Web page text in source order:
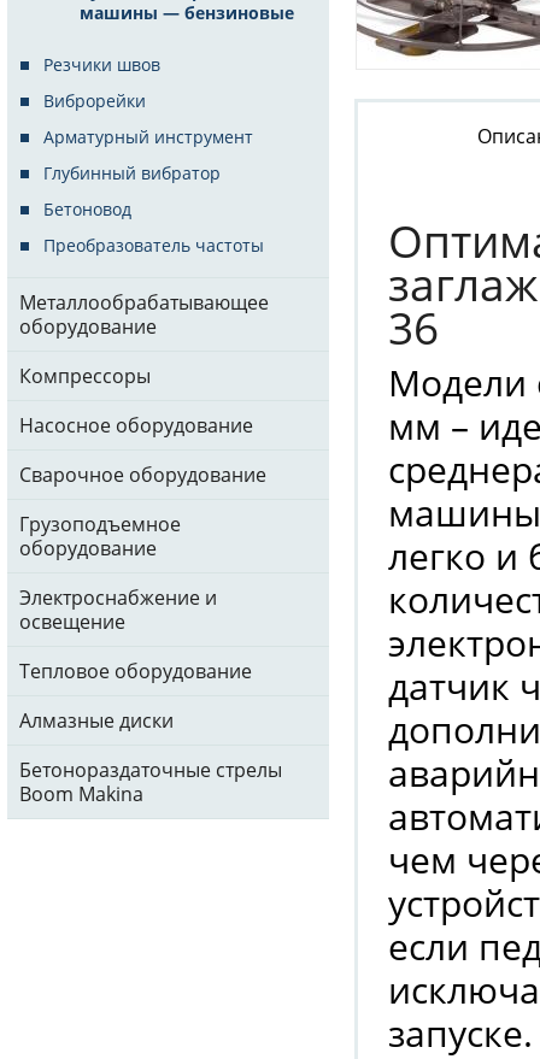
машины — бензиновые
Резчики швов
Виброрейки
Арматурный инструмент
Глубинный вибратор
Бетоновод
Преобразователь частоты
Металлообрабатывающее
оборудование
Компрессоры
Насосное оборудование
Сварочное оборудование
Грузоподъемное
оборудование
Электроснабжение и
освещение
Тепловое оборудование
Алмазные диски
Бетонораздаточные стрелы
Boom Makina
36
Модели
мм –
машины
легко и
датчик
чем
если
запуске.